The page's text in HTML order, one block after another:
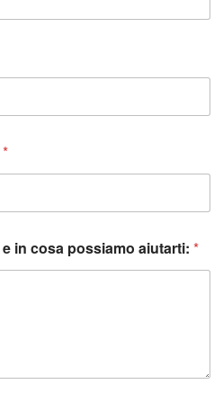
*
in cosa possiamo aiutarti:*